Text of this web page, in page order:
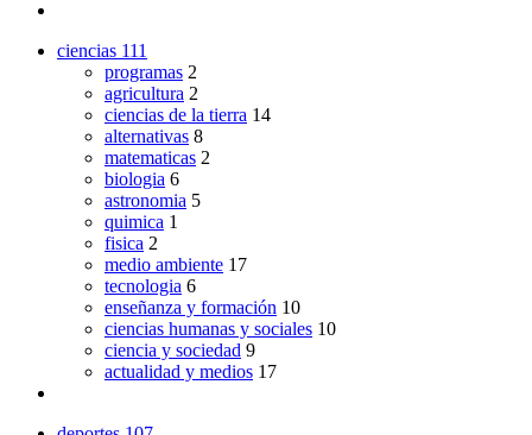
ciencias 111
programas 2
agricultura 2
ciencias de la tierra 14
alternativas 8
matematicas 2
biologia 6
astronomia 5
quimica 1
fisica 2
medio ambiente 17
tecnologia 6
enseñanza y formación 10
ciencias humanas y sociales 10
ciencia y sociedad 9
actualidad y medios 17